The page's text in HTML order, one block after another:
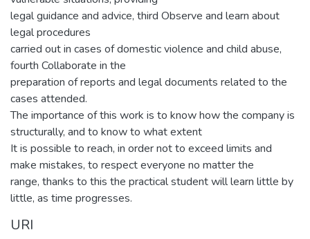
legal guidance and advice, third Observe and learn about
legal procedures
carried out in cases of domestic violence and child abuse,
fourth Collaborate in the
preparation of reports and legal documents related to the
cases attended.
The importance of this work is to know how the company is
structurally, and to know to what extent
It is possible to reach, in order not to exceed limits and
make mistakes, to respect everyone no matter the
range, thanks to this the practical student will learn little by
little, as time progresses.
URI